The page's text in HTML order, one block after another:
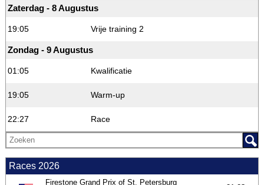
Zaterdag - 8 Augustus
19:05 Vrije training 2
Zondag - 9 Augustus
01:05 Kwalificatie
19:05 Warm-up
22:27 Race
Races 2026
Firestone Grand Prix of St. Petersburg